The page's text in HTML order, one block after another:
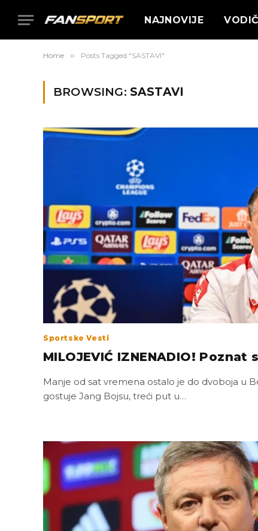
NAJNOVIJE
Home » Posts Tagged "SASTAVI"
BROWSING: SASTAVI
Sportske Vesti
MILOJEVIĆ IZNENADIO!
Manje od sat vremena ostalo je do dvoboja u
gostuje Jang Bojsu, treći put u…